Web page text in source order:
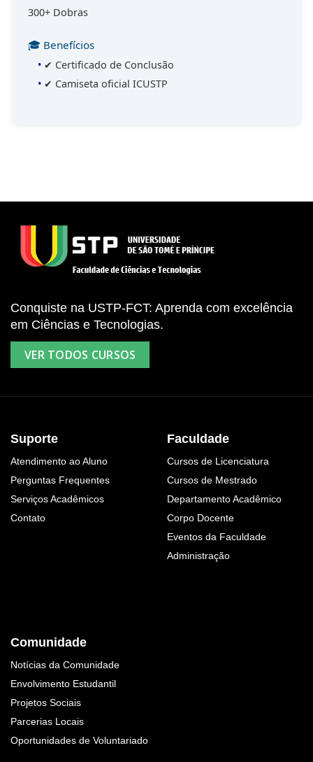
300+ Dobras
🎓 Benefícios
✔ Certificado de Conclusão
✔ Camiseta oficial ICUSTP
Conquiste na USTP-FCT: Aprenda com excelência
em Ciências e Tecnologias.
VER TODOS CURSOS
Suporte
Atendimento ao Aluno
Perguntas Frequentes
Serviços Acadêmicos
Contato
Faculdade
Cursos de Licenciatura
Cursos de Mestrado
Departamento Acadêmico
Corpo Docente
Eventos da Faculdade
Administração
Comunidade
Notícias da Comunidade
Envolvimento Estudantil
Projetos Sociais
Parcerias Locais
Oportunidades de Voluntariado